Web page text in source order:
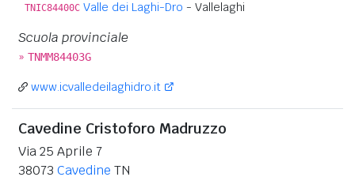
TNIC84400C Valle dei Laghi-Dro - Vallelaghi
Scuola provinciale
» TNMM84403G
www.icvalledeilaghidro.it
Cavedine Cristoforo Madruzzo
Via 25 Aprile 7
38073 Cavedine TN